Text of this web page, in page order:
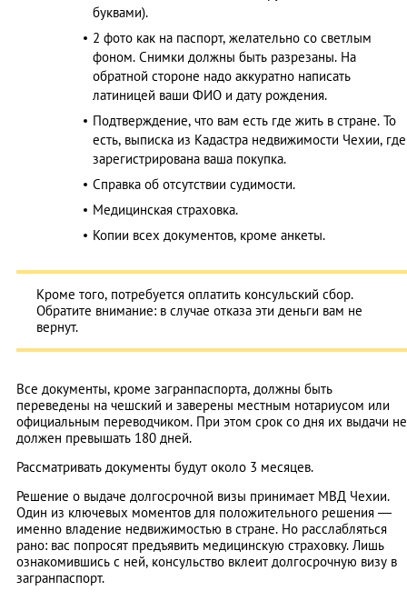
буквами).
2 фото как на паспорт, желательно со светлым
фоном. Снимки должны быть разрезаны. На
обратной стороне надо аккуратно написать
латиницей ваши ФИО и дату рождения.
Подтверждение, что вам есть где жить в стране. То
есть, выписка из Кадастра недвижимости Чехии, где
зарегистрирована ваша покупка.
Справка об отсутствии судимости.
Медицинская страховка.
Копии всех документов, кроме анкеты.
Кроме того, потребуется оплатить консульский сбор.
Обратите внимание: в случае отказа эти деньги вам не
вернут.
Все документы, кроме загранпаспорта, должны быть
переведены на чешский и заверены местным нотариусом или
официальным переводчиком. При этом срок со дня их выдачи не
должен превышать 180 дней.
Рассматривать документы будут около 3 месяцев.
Решение о выдаче долгосрочной визы принимает МВД Чехии.
Один из ключевых моментов для положительного решения —
именно владение недвижимостью в стране. Но расслабляться
рано: вас попросят предъявить медицинскую страховку. Лишь
ознакомившись с ней, консульство вклеит долгосрочную визу в
загранпаспорт.